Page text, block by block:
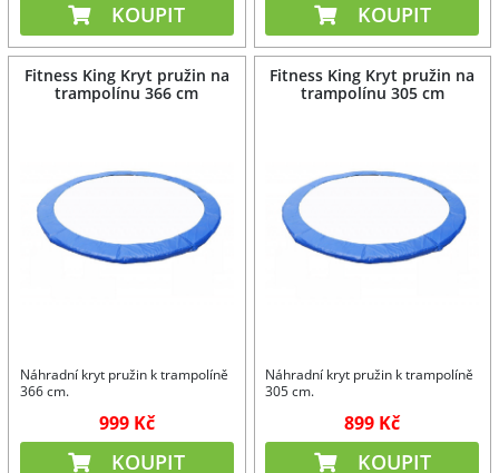
KOUPIT KOUPIT
Fitness King Kryt pružin na
trampolínu 366 cm
Náhradní kryt pružin k trampolíně
366 cm.
999 Kč
KOUPIT
Fitness King Kryt pružin na
trampolínu 305 cm
Náhradní kryt pružin k trampolíně
305 cm.
899 Kč
KOUPIT